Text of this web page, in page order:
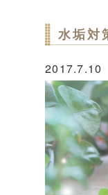
水垢対
2017.7.10